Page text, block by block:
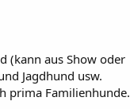
(kann aus Show oder
Jagdhund usw.
prima Familienhunde.